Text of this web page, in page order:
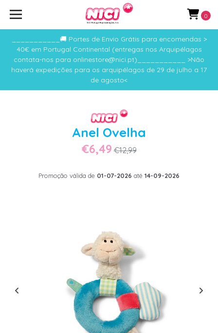
___________🚚 Portes de Envio Grátis para encomendas >
40€ em Portugal Continental (entregas nos Arquipélagos
contata-nos para onlinestore@nici.pt)___________ >Não
haverá expedições para os arquipélagos de 29 de julho a 17
de agosto<
0
Anel Ovelha
€6,49 €12,99
Promoção válida de 01-07-2026 até 14-09-2026